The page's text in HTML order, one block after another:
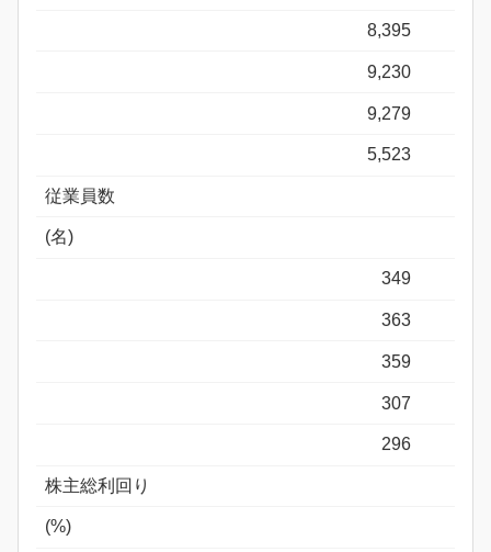
8,395
9,230
9,279
5,523
従業員数
(名)
349
363
359
307
296
株主総利回り
(%)